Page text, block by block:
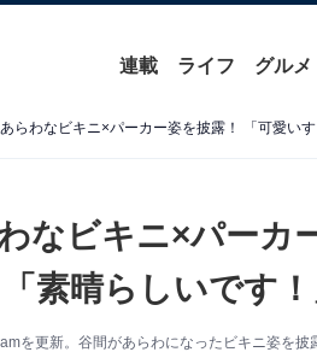
連載 ライフ グルメ
らわなビキニ×パーカー姿を披露！ 「可愛い
なビキニ×パーカ
素晴らしいです！
を更新。谷間があらわになったビキニ姿を